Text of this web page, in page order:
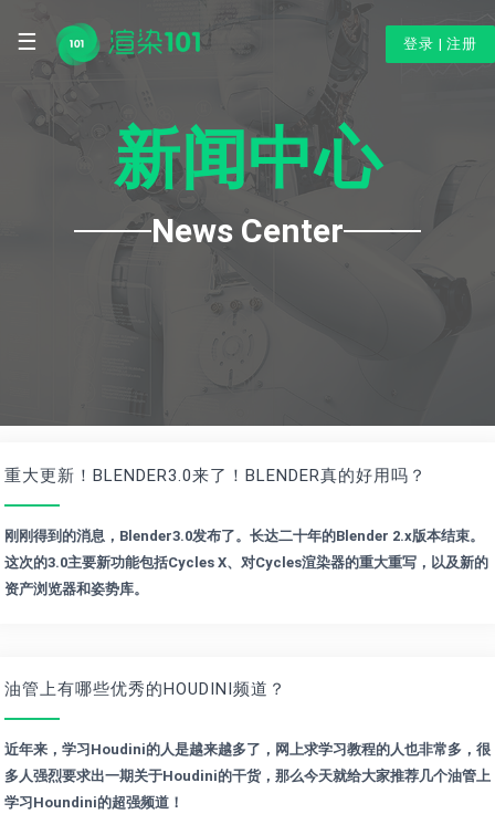
☰ 登录 |注册
新闻中心
News Center
重大更新！BLENDER3.0来了！BLENDER真的好用吗？
刚刚得到的消息，Blender3.0发布了。长达二十年的Blender 2.x版本结束。
这次的3.0主要新功能包括Cycles X、对Cycles渲染器的重大重写，以及新的
资产浏览器和姿势库。
油管上有哪些优秀的HOUDINI频道？
近年来，学习Houdini的人是越来越多了，网上求学习教程的人也非常多，很
多人强烈要求出一期关于Houdini的干货，那么今天就给大家推荐几个油管上
学习Houndini的超强频道！